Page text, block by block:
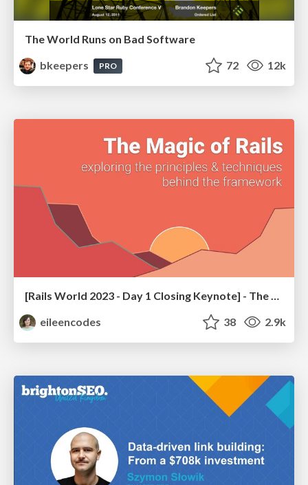
The World Runs on Bad Software
bkeepers
PRO 72 12k
eileencodes
38 2.9k